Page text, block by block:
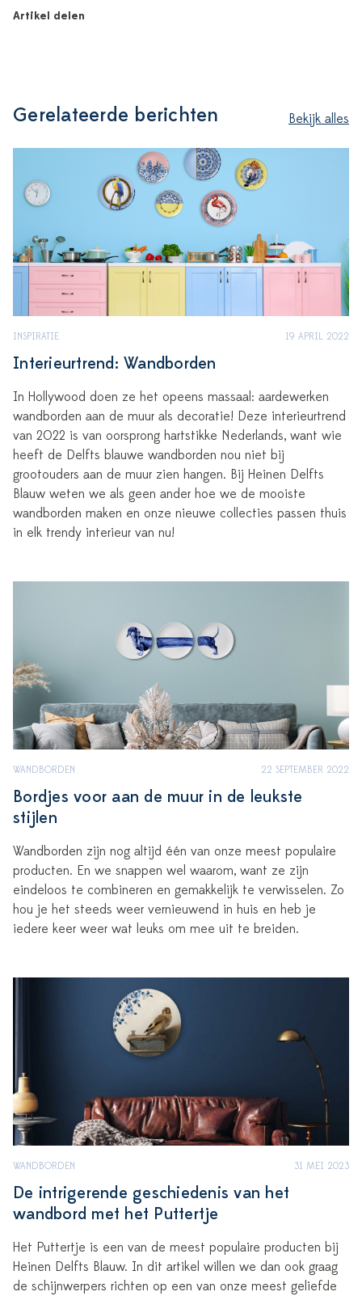
Artikel delen
Gerelateerde berichten Bekijk alles
INSPIRATIE 19 APRIL 2022
Interieurtrend: Wandborden
In Hollywood doen ze het opeens massaal: aardewerken
wandborden aan de muur als decoratie! Deze interieurtrend
van 2022 is van oorsprong hartstikke Nederlands, want wie
heeft de Delfts blauwe wandborden nou niet bij
grootouders aan de muur zien hangen. Bij Heinen Delfts
Blauw weten we als geen ander hoe we de mooiste
wandborden maken en onze nieuwe collecties passen thuis
in elk trendy interieur van nu!
WANDBORDEN 22 SEPTEMBER 2022
Bordjes voor aan de muur in de leukste
stijlen
Wandborden zijn nog altijd één van onze meest populaire
producten. En we snappen wel waarom, want ze zijn
eindeloos te combineren en gemakkelijk te verwisselen. Zo
hou je het steeds weer vernieuwend in huis en heb je
iedere keer weer wat leuks om mee uit te breiden.
WANDBORDEN 31 MEI 2023
De intrigerende geschiedenis van het
wandbord met het Puttertje
Het Puttertje is een van de meest populaire producten bij
Heinen Delfts Blauw. In dit artikel willen we dan ook graag
de schijnwerpers richten op een van onze meest geliefde